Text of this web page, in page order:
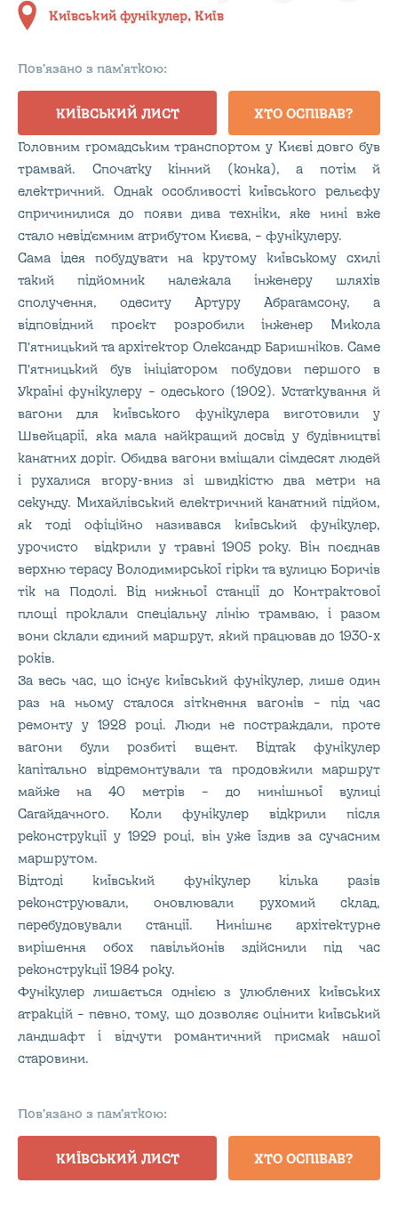
Київський фунікулер, Київ
Пов’язано з пам’яткою:
КИЇВСЬКИЙ ЛИСТ ХТО ОСПІВАВ?
Головним громадським транспортом у Києві довго був
трамвай. Спочатку кінний (конка), а потім й
електричний. Однак особливості київського рельєфу
спричинилися до появи дива техніки, яке нині вже
стало невід’ємним атрибутом Києва, – фунікулеру.
Сама ідея побудувати на крутому київському схилі
такий підйомник належала інженеру шляхів
сполучення, одеситу Артуру Абрагамсону, а
відповідний проєкт розробили інженер Микола
П’ятницький та архітектор Олександр Баришніков. Саме
П’ятницький був ініціатором побудови першого в
Україні фунікулеру – одеського (1902). Устаткування й
вагони для київського фунікулера виготовили у
Швейцарії, яка мала найкращий досвід у будівництві
канатних доріг. Обидва вагони вміщали сімдесят людей
і рухалися вгору-вниз зі швидкістю два метри на
секунду. Михайлівський електричний канатний підйом,
як тоді офіційно називався київський фунікулер,
урочисто відкрили у травні 1905 року. Він поєднав
верхню терасу Володимирської гірки та вулицю Боричів
тік на Подолі. Від нижньої станції до Контрактової
площі проклали спеціальну лінію трамваю, і разом
вони склали єдиний маршрут, який працював до 1930-х
років.
За весь час, що існує київський фунікулер, лише один
раз на ньому сталося зіткнення вагонів – під час
ремонту у 1928 році. Люди не постраждали, проте
вагони були розбиті вщент. Відтак фунікулер
капітально відремонтували та продовжили маршрут
майже на 40 метрів – до нинішньої вулиці
Сагайдачного. Коли фунікулер відкрили після
реконструкції у 1929 році, він уже їздив за сучасним
маршрутом.
Відтоді київський фунікулер кілька разів
реконструювали, оновлювали рухомий склад,
перебудовували станції. Нинішнє архітектурне
вирішення обох павільйонів здійснили під час
реконструкції 1984 року.
Фунікулер лишається однією з улюблених київських
атракцій – певно, тому, що дозволяє оцінити київський
ландшафт і відчути романтичний присмак нашої
старовини.
Пов’язано з пам’яткою:
КИЇВСЬКИЙ ЛИСТ ХТО ОСПІВАВ?